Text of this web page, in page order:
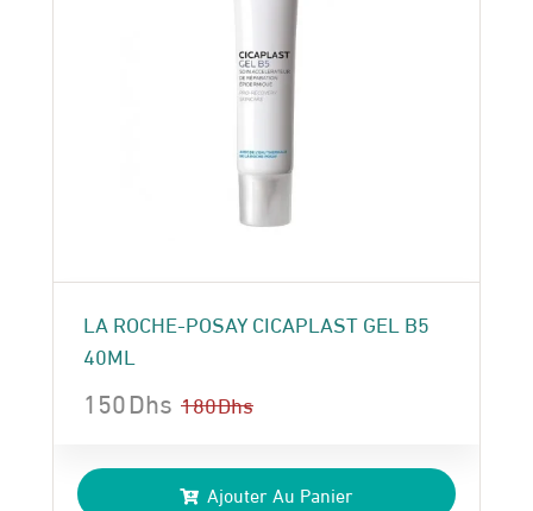
LA ROCHE-POSAY CICAPLAST GEL B5
40ML
180Dhs
prix
150Dhs
prix
Ajouter Au Panier